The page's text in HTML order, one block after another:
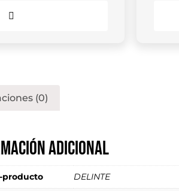
(0)
adicional
producto DELINTE